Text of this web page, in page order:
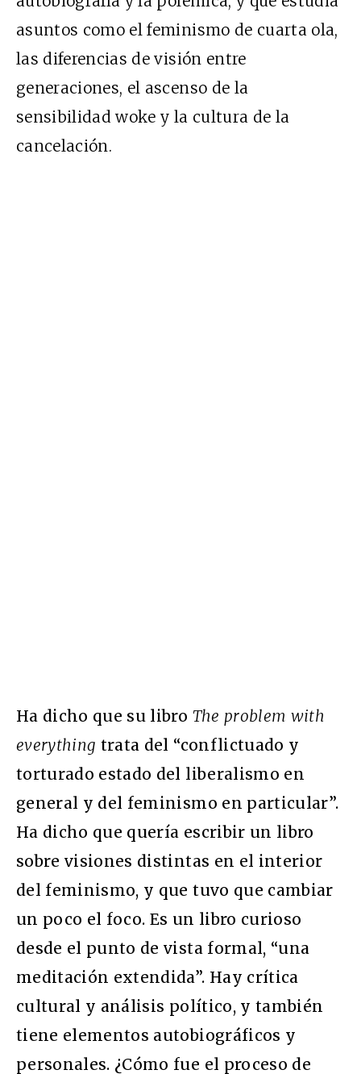
asuntos como el feminismo de cuarta ola,
las diferencias de visión entre
generaciones, el ascenso de la
sensibilidad woke y la cultura de la
cancelación.
Ha dicho que su libro The problem with
everything trata del “conflictuado y
torturado estado del liberalismo en
general y del feminismo en particular”.
Ha dicho que quería escribir un libro
sobre visiones distintas en el interior
del feminismo, y que tuvo que cambiar
un poco el foco. Es un libro curioso
desde el punto de vista formal, “una
meditación extendida”. Hay crítica
cultural y análisis político, y también
tiene elementos autobiográficos y
personales. ¿Cómo fue el proceso de